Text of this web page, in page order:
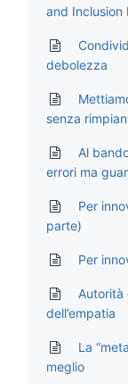
and Inclusion
debolezza
senza
Al
errori ma
Per
parte)
Per
Autorità
dell’empatia
La
meglio